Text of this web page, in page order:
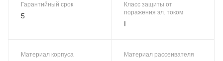
Гарантийный срок
5
Класс защиты от
поражения эл. током
I
Материал корпуса Материал рассеивателя